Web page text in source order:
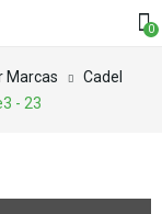
0
Marcas
Cadel
- 23